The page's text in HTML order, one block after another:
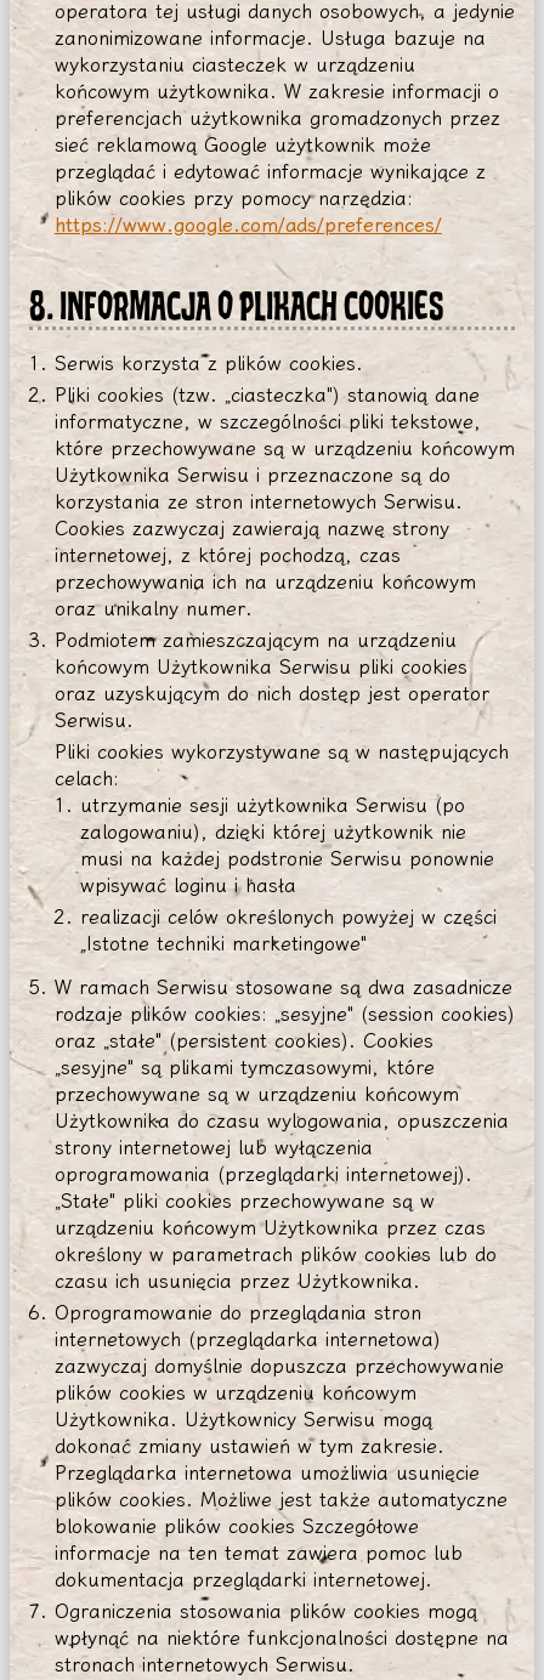
operatora tej usługi danych osobowych, a jedynie
zanonimizowane informacje. Usługa bazuje na
wykorzystaniu ciasteczek w urządzeniu
końcowym użytkownika. W zakresie informacji o
preferencjach użytkownika gromadzonych przez
sieć reklamową Google użytkownik może
przeglądać i edytować informacje wynikające z
plików cookies przy pomocy narzędzia:
https://www.google.com/ads/preferences/
8. INFORMACJA O PLIKACH COOKIES
Serwis korzysta z plików cookies.
Pliki cookies (tzw. „ciasteczka") stanowią dane
informatyczne, w szczególności pliki tekstowe,
które przechowywane są w urządzeniu końcowym
Użytkownika Serwisu i przeznaczone są do
korzystania ze stron internetowych Serwisu.
Cookies zazwyczaj zawierają nazwę strony
internetowej, z której pochodzą, czas
przechowywania ich na urządzeniu końcowym
oraz unikalny numer.
Podmiotem zamieszczającym na urządzeniu
końcowym Użytkownika Serwisu pliki cookies
oraz uzyskującym do nich dostęp jest operator
Serwisu.
Pliki cookies wykorzystywane są w następujących
celach:
utrzymanie sesji użytkownika Serwisu (po
zalogowaniu), dzięki której użytkownik nie
musi na każdej podstronie Serwisu ponownie
wpisywać loginu i hasła
realizacji celów określonych powyżej w części
„Istotne techniki marketingowe"
W ramach Serwisu stosowane są dwa zasadnicze
rodzaje plików cookies: „sesyjne" (session cookies)
oraz „stałe" (persistent cookies). Cookies
„sesyjne" są plikami tymczasowymi, które
przechowywane są w urządzeniu końcowym
Użytkownika do czasu wylogowania, opuszczenia
strony internetowej lub wyłączenia
oprogramowania (przeglądarki internetowej).
„Stałe" pliki cookies przechowywane są w
urządzeniu końcowym Użytkownika przez czas
określony w parametrach plików cookies lub do
czasu ich usunięcia przez Użytkownika.
Oprogramowanie do przeglądania stron
internetowych (przeglądarka internetowa)
zazwyczaj domyślnie dopuszcza przechowywanie
plików cookies w urządzeniu końcowym
Użytkownika. Użytkownicy Serwisu mogą
dokonać zmiany ustawień w tym zakresie.
Przeglądarka internetowa umożliwia usunięcie
plików cookies. Możliwe jest także automatyczne
blokowanie plików cookies Szczegółowe
informacje na ten temat zawiera pomoc lub
dokumentacja przeglądarki internetowej.
Ograniczenia stosowania plików cookies mogą
wpłynąć na niektóre funkcjonalności dostępne na
stronach internetowych Serwisu.